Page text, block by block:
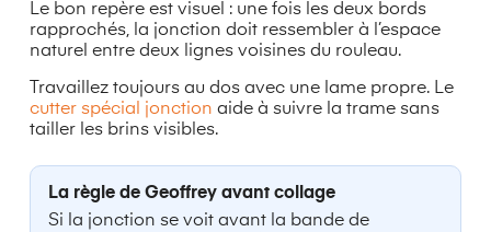
Le bon repère est visuel : une fois les deux bords
rapprochés, la jonction doit ressembler à l’espace
naturel entre deux lignes voisines du rouleau.
Travaillez toujours au dos avec une lame propre. Le
cutter spécial jonction aide à suivre la trame sans
tailler les brins visibles.
La règle de Geoffrey avant collage
Si la jonction se voit avant la bande de